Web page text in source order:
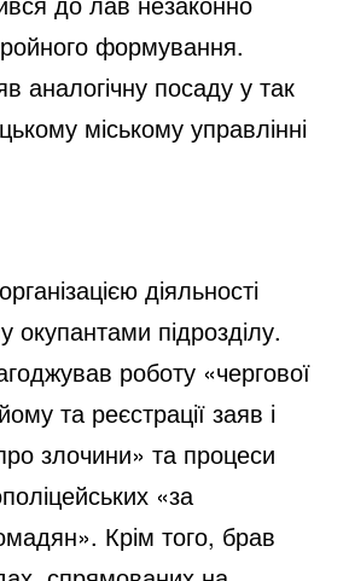
формування.
аналогічну посаду у так
міському управлінні
діяльності
окупантами підрозділу.
роботу «чергової
та реєстрації заяв і
злочини» та процеси
«за
Крім того, брав